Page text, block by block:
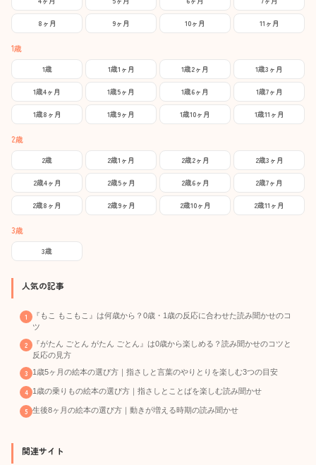
8ヶ月 9ヶ月 10ヶ月 11ヶ月
1歳
1歳 1歳1ヶ月 1歳2ヶ月 1歳3ヶ月
1歳4ヶ月 1歳5ヶ月 1歳6ヶ月 1歳7ヶ月
1歳8ヶ月 1歳9ヶ月 1歳10ヶ月 1歳11ヶ月
2歳
2歳 2歳1ヶ月 2歳2ヶ月 2歳3ヶ月
2歳4ヶ月 2歳5ヶ月 2歳6ヶ月 2歳7ヶ月
2歳8ヶ月 2歳9ヶ月 2歳10ヶ月 2歳11ヶ月
3歳
3歳
人気の記事
『もこ もこもこ』は何歳から？0歳・1歳の反応に合わせた読み聞かせのコ
ツ
『がたん ごとん がたん ごとん』は0歳から楽しめる？読み聞かせのコツと
反応の見方
1歳5ヶ月の絵本の選び方｜指さしと言葉のやりとりを楽しむ3つの目安
1歳の乗りもの絵本の選び方｜指さしとことばを楽しむ読み聞かせ
生後8ヶ月の絵本の選び方｜動きが増える時期の読み聞かせ
関連サイト